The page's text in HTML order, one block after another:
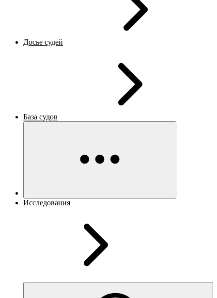
Досье судей
База судов
Исследования